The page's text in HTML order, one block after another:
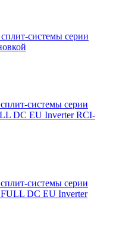
системы серии
системы серии
DC EU Inverter RCI-
системы серии
DC EU Inverter